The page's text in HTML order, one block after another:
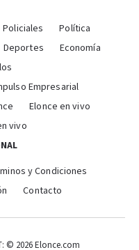
Policiales
Política
Deportes
Economía
Empresarial
Elonce en vivo
vivo
y Condiciones
Contacto
© 2026 Elonce.com